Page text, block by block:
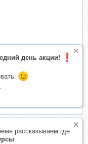
день акции!
рассказываем где
(Игорь Полищук) |Урок
и форматы (Ирина